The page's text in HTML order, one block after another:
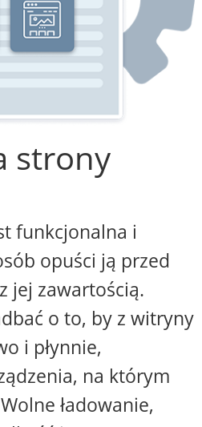
strony
funkcjonalna i
opuści ją przed
jej zawartością.
o to, by z witryny
i płynnie,
na którym
ładowanie,